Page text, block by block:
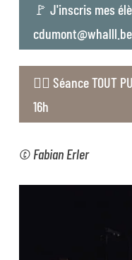
🚩 J'inscris mes
cdumont@whalll.be
👉🏻 Séance TOUT
16h
© Fabian Erler